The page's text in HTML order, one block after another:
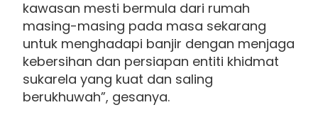
kawasan mesti bermula dari rumah
masing-masing pada masa sekarang
untuk menghadapi banjir dengan menjaga
kebersihan dan persiapan entiti khidmat
sukarela yang kuat dan saling
berukhuwah”, gesanya.